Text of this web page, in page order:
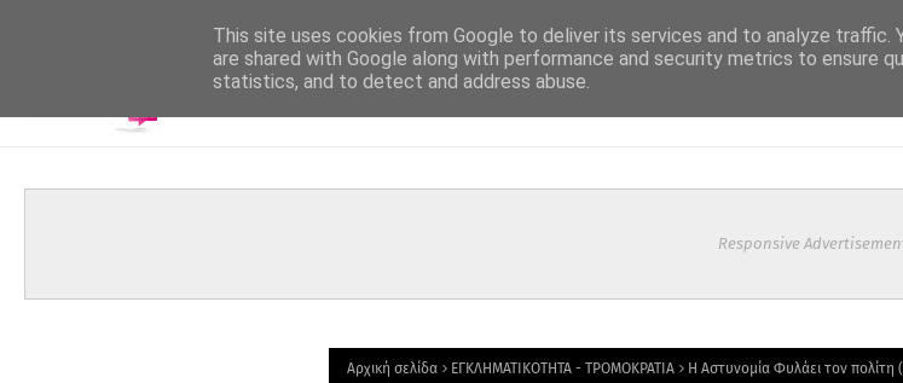
Responsive
Αρχική σελίδα ΕΓΚΛΗΜΑΤΙΚΟΤΗΤΑ - ΤΡΟΜΟΚΡΑΤΙΑ Η Αστυνομία Φυλάει τον πολίτη
This site uses cookies from Google to deliver its services and to analyze traffic.
are shared with Google along with performance and security metrics to ensure
statistics, and to detect and address abuse.